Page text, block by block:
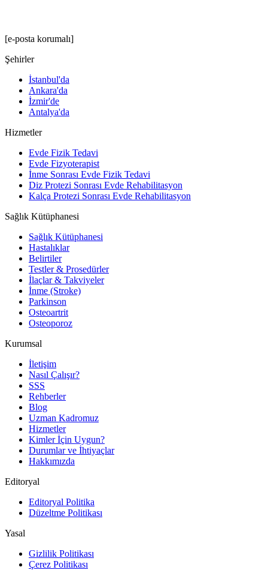
[e-posta korumalı]
Şehirler
İstanbul'da
Ankara'da
İzmir'de
Antalya'da
Hizmetler
Evde Fizik Tedavi
Evde Fizyoterapist
İnme Sonrası Evde Fizik Tedavi
Diz Protezi Sonrası Evde Rehabilitasyon
Kalça Protezi Sonrası Evde Rehabilitasyon
Sağlık Kütüphanesi
Sağlık Kütüphanesi
Hastalıklar
Belirtiler
Testler & Prosedürler
İlaçlar & Takviyeler
İnme (Stroke)
Parkinson
Osteoartrit
Osteoporoz
Kurumsal
İletişim
Nasıl Çalışır?
SSS
Rehberler
Blog
Uzman Kadromuz
Hizmetler
Kimler İçin Uygun?
Durumlar ve İhtiyaçlar
Hakkımızda
Editoryal
Editoryal Politika
Düzeltme Politikası
Yasal
Gizlilik Politikası
Çerez Politikası